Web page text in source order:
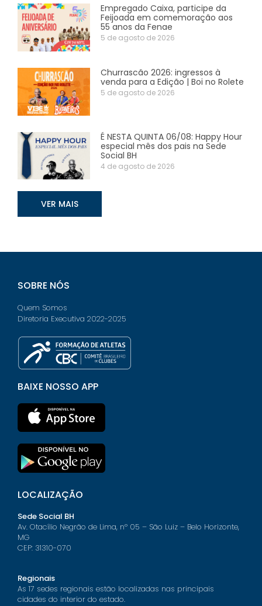
Empregado Caixa, participe da
Feijoada em comemoração aos
55 anos da Fenae
5 de agosto de 2026
Churrascão 2026: ingressos à
venda para a Edição | Boi no Rolete
5 de agosto de 2026
É NESTA QUINTA 06/08: Happy Hour
especial mês dos pais na Sede
Social BH
4 de agosto de 2026
VER MAIS
SOBRE NÓS
Quem Somos
Diretoria Executiva 2022-2025
BAIXE NOSSO APP
LOCALIZAÇÃO
Sede Social BH
Av. Otacílio Negrão de Lima, nº 05 – São Luiz – Belo Horizonte,
MG
CEP: 31310-070
Regionais
As 17 sedes regionais estão localizadas nas principais
cidades do interior do estado.